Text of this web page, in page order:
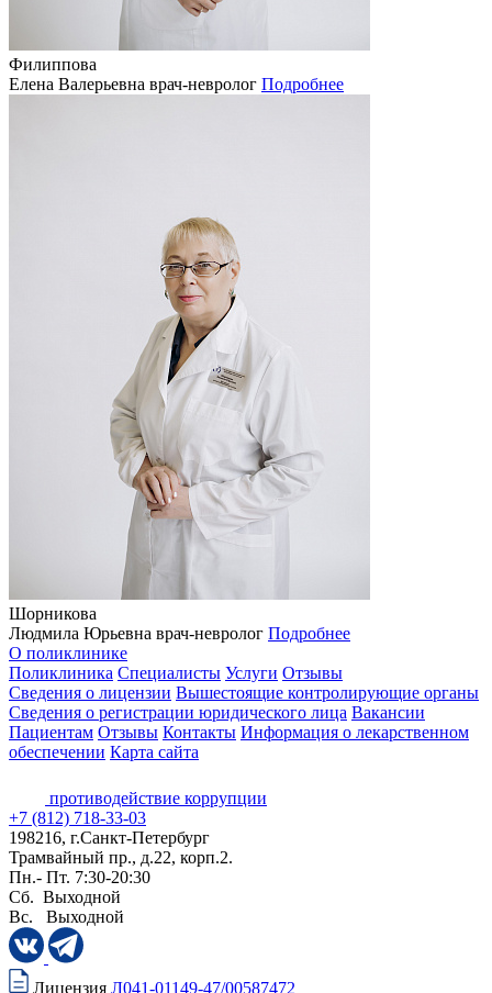
Филиппова
Елена Валерьевна врач-невролог Подробнее
Шорникова
Людмила Юрьевна врач-невролог Подробнее
О поликлинике
Поликлиника Специалисты Услуги Отзывы
Сведения о лицензии Вышестоящие контролирующие органы
Сведения о регистрации юридического лица Вакансии
Пациентам Отзывы Контакты Информация о лекарственном
обеспечении Карта сайта
противодействие коррупции
+7 (812) 718-33-03
198216, г.Санкт-Петербург
Трамвайный пр., д.22, корп.2.
Пн.- Пт. 7:30-20:30
Сб. Выходной
Вс. Выходной
Лицензия Л041-01149-47/00587472